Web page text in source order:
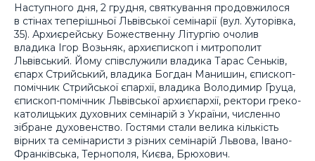
Наступного дня, 2 грудня, святкування продовжилося
в стінах теперішньої Львівської семінарії (вул. Хуторівка,
35). Архиєрейську Божественну Літургію очолив
владика Ігор Возьняк, архиєпископ і митрополит
Львівський. Йому співслужили владика Тарас Сеньків,
єпарх Стрийський, владика Богдан Манишин, єпископ-
помічник Стрийської єпархії, владика Володимир Груца,
єпископ-помічник Львівської архиєпархії, ректори греко-
католицьких духовних семінарій з України, численно
зібране духовенство. Гостями стали велика кількість
вірних та семінаристи з різних семінарій Львова, Івано-
Франківська, Тернополя, Києва, Брюхович.